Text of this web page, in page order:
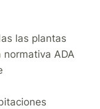
las plantas
normativa ADA